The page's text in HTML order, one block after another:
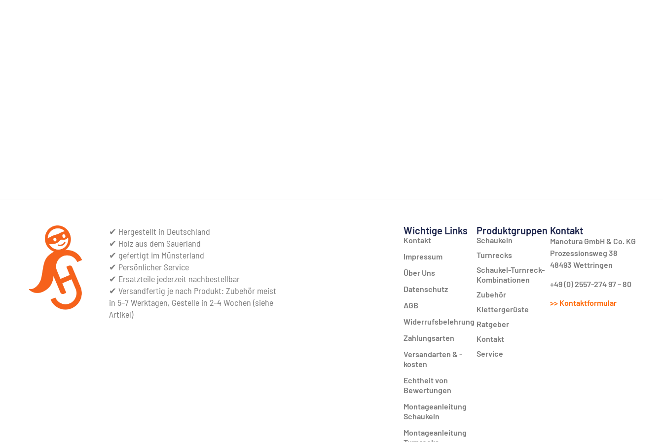
✔ Hergestellt in Deutschland
✔ Holz aus dem Sauerland
✔ gefertigt im Münsterland
✔ Persönlicher Service
✔ Ersatzteile jederzeit nachbestellbar
✔ Versandfertig je nach Produkt: Zubehör meist
in 5–7 Werktagen, Gestelle in 2–4 Wochen (siehe
Artikel)
Wichtige Links
Kontakt
Impressum
Über Uns
Datenschutz
AGB
Widerrufsbelehrung
Zahlungsarten
Versandarten & -
kosten
Echtheit von
Bewertungen
Montageanleitung
Schaukeln
Montageanleitung
Produktgruppen
Schaukeln
Turnrecks
Schaukel-Turnreck-
Kombinationen
Zubehör
Klettergerüste
Ratgeber
Kontakt
Service
Kontakt
Manotura GmbH & Co. KG
Prozessionsweg 38
48493 Wettringen
+49 (0) 2557-274 97 – 80
>> Kontaktformular